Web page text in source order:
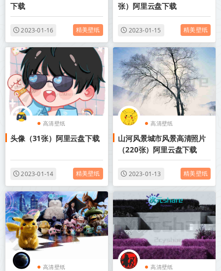
下载
2023-01-16 精美壁纸
张）阿里云盘下载
2023-01-15 精美壁纸
高清壁纸
头像（31张）阿里云盘下载
2023-01-14 精美壁纸
高清壁纸
山河风景城市风景高清照片
（220张）阿里云盘下载
2023-01-13 精美壁纸
高清壁纸 高清壁纸